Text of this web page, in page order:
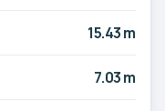
15.43 m
7.03 m